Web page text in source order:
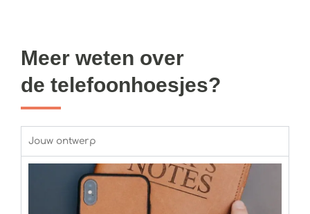
Meer weten over
de telefoonhoesjes?
Jouw ontwerp